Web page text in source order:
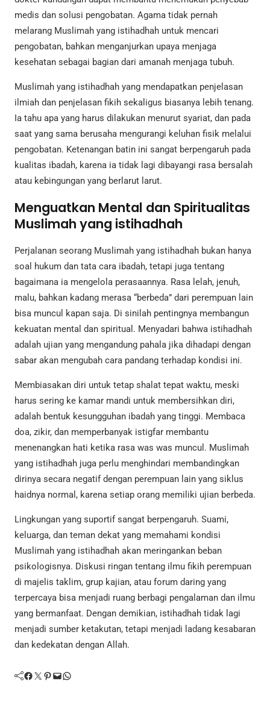
medis dan solusi pengobatan. Agama tidak pernah
melarang Muslimah yang istihadhah untuk mencari
pengobatan, bahkan menganjurkan upaya menjaga
kesehatan sebagai bagian dari amanah menjaga tubuh.
Muslimah yang istihadhah yang mendapatkan penjelasan
ilmiah dan penjelasan fikih sekaligus biasanya lebih tenang.
Ia tahu apa yang harus dilakukan menurut syariat, dan pada
saat yang sama berusaha mengurangi keluhan fisik melalui
pengobatan. Ketenangan batin ini sangat berpengaruh pada
kualitas ibadah, karena ia tidak lagi dibayangi rasa bersalah
atau kebingungan yang berlarut larut.
Menguatkan Mental dan Spiritualitas
Muslimah yang istihadhah
Perjalanan seorang Muslimah yang istihadhah bukan hanya
soal hukum dan tata cara ibadah, tetapi juga tentang
bagaimana ia mengelola perasaannya. Rasa lelah, jenuh,
malu, bahkan kadang merasa “berbeda” dari perempuan lain
bisa muncul kapan saja. Di sinilah pentingnya membangun
kekuatan mental dan spiritual. Menyadari bahwa istihadhah
adalah ujian yang mengandung pahala jika dihadapi dengan
sabar akan mengubah cara pandang terhadap kondisi ini.
Membiasakan diri untuk tetap shalat tepat waktu, meski
harus sering ke kamar mandi untuk membersihkan diri,
adalah bentuk kesungguhan ibadah yang tinggi. Membaca
doa, zikir, dan memperbanyak istigfar membantu
menenangkan hati ketika rasa was was muncul. Muslimah
yang istihadhah juga perlu menghindari membandingkan
dirinya secara negatif dengan perempuan lain yang siklus
haidnya normal, karena setiap orang memiliki ujian berbeda.
Lingkungan yang suportif sangat berpengaruh. Suami,
keluarga, dan teman dekat yang memahami kondisi
Muslimah yang istihadhah akan meringankan beban
psikologisnya. Diskusi ringan tentang ilmu fikih perempuan
di majelis taklim, grup kajian, atau forum daring yang
terpercaya bisa menjadi ruang berbagi pengalaman dan ilmu
yang bermanfaat. Dengan demikian, istihadhah tidak lagi
menjadi sumber ketakutan, tetapi menjadi ladang kesabaran
dan kedekatan dengan Allah.
Facebook Twitter Pinterest Mail WhatsApp